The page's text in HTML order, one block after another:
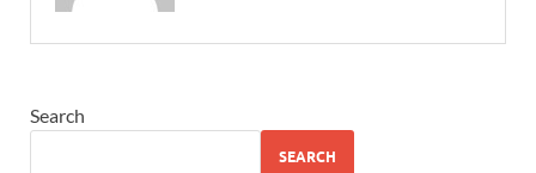
Search
SEARCH